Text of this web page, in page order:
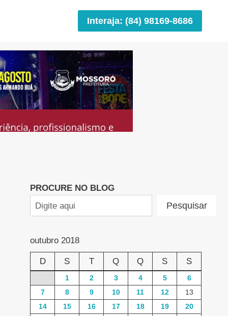
Interaja: (84) 98169-8686
PROCURE NO BLOG
Pesquisar
outubro 2018
D S T Q Q S S
1 2 3 4 5
6
7
8 9 10 11 12
13
14
15 16 17 18 19
20